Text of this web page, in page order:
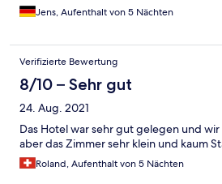
Jens, Aufenthalt von 5 Nächten
Verifizierte Bewertung
8/10 – Sehr gut
24. Aug. 2021
Das Hotel war sehr gut gelegen und
aber das Zimmer sehr klein und kaum
Roland, Aufenthalt von 5 Nächten